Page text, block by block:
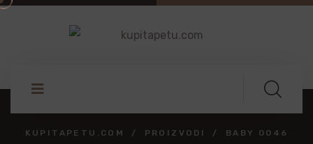
KUPITAPETU.COM PROIZVODI BABY 0046